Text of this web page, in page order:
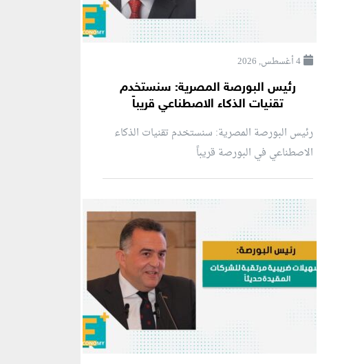
4 أغسطس, 2026
رئيس البورصة المصرية: سنستخدم
تقنيات الذكاء الاصطناعي قريباً
رئيس البورصة المصرية: سنستخدم تقنيات الذكاء
الاصطناعي في البورصة قريباً